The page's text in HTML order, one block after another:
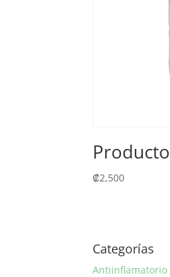
Producto
₡2,500
Categorías
Antiinflamatorio